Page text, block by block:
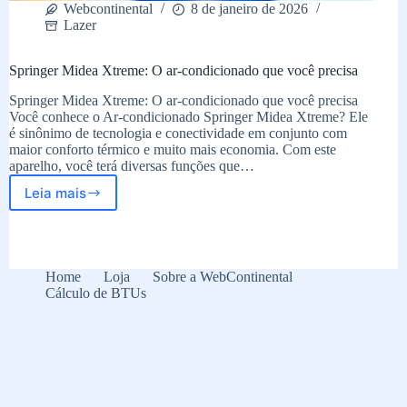
Webcontinental
8 de janeiro de 2026
Lazer
Springer Midea Xtreme: O ar-condicionado que você precisa
Springer Midea Xtreme: O ar-condicionado que você precisa
Você conhece o Ar-condicionado Springer Midea Xtreme? Ele
é sinônimo de tecnologia e conectividade em conjunto com
maior conforto térmico e muito mais economia. Com este
aparelho, você terá diversas funções que…
Leia maisSpringer
condicionado
que
Home Loja
Sobre a WebContinental
Cálculo de BTUs